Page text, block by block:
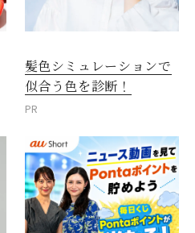
髪色シミュレーションで
似合う色を診断！
PR